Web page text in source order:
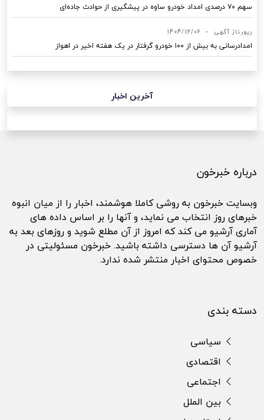
سهم ۷۰ درصدی امداد خودرو ساوه در پیشگیری از حوادث جاده‌ای
رپورتاژ آگهی •
1404/12/06
امدادرسانی به بیش از ۱۰۰ خودرو گرفتار در یک هفته اخیر در اهواز
آخرین اخبار
درباره خبرخون
وبسایت خبرخون به روشی کاملا هوشمند، اخبار را از میان انبوه
خبرهای روز انتخاب می نماید، و آنها را بر اساس داده های
آماری آرشیو می کند که امروز از آن مطلع شوید و روزهای بعد به
آرشیو آن ها دسترسی داشته باشید. خبرخون مسئولیتی در
خصوص محتوای اخبار منتشر شده ندارد.
دسته بندی
سیاسی
اقتصادی
اجتماعی
بین الملل